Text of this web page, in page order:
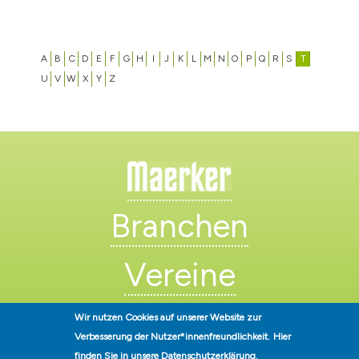
A B C D E F G H I J K L M N O P Q R S
T
U
V W X Y Z
Branchen
Vereine
Künstler
Wir nutzen Cookies auf unserer Website zur
Verbesserung der Nutzer*innenfreundlichkeit. Hier
finden Sie in unsere Datenschutzerklärung.